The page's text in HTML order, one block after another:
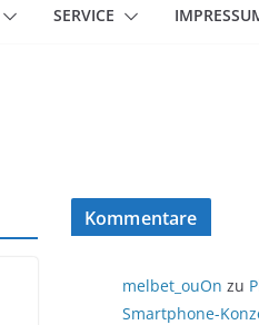
SERVICE
Kommentare
melbet_ouOn zu
Smartphone-